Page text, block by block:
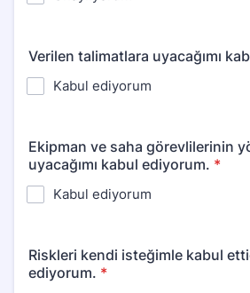
Verilen talimatlara uyacağımı
Kabul ediyorum
Ekipman ve saha görevlilerinin
uyacağımı kabul ediyorum. *
Kabul ediyorum
Riskleri kendi isteğimle kabul
ediyorum. *